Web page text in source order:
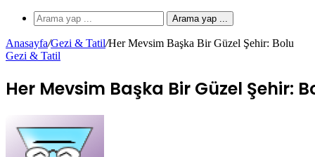
Arama yap ...
Anasayfa/Gezi & Tatil/Her Mevsim Başka Bir Güzel Şehir: Bolu
Gezi & Tatil
Her Mevsim Başka Bir Güzel Şehir: